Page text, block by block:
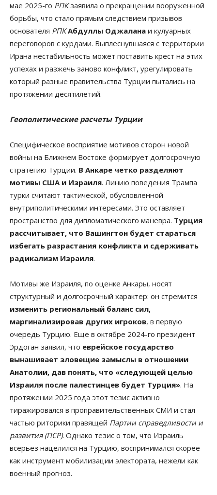
мае 2025-го РПКзаявила о прекращении вооруженной
борьбы, что стало прямым следствием призывов
основателя РПК Абдуллы Оджалана и кулуарных
переговоров с курдами. Выплеснувшаяся с территории
Ирана нестабильность может поставить крест на этих
успехах и разжечь заново конфликт, урегулировать
который разные правительства Турции пытались на
протяжении десятилетий.
Геополитические расчеты Турции
Специфическое восприятие мотивов сторон новой
войны на Ближнем Востоке формирует долгосрочную
стратегию Турции. В Анкаре четко разделяют
мотивы США и Израиля. Линию поведения Трампа
турки считают тактической, обусловленной
внутриполитическими интересами. Это оставляет
пространство для дипломатического маневра. Турция
рассчитывает, что Вашингтон будет стараться
избегать разрастания конфликта и сдерживать
радикализм Израиля.
Мотивы же Израиля, по оценке Анкары, носят
структурный и долгосрочный характер: он стремится
изменить региональный баланс сил,
маргинализировав других игроков, в первую
очередь Турцию. Еще в октябре 2024-го президент
Эрдоган заявил, что еврейское государство
вынашивает зловещие замыслы в отношении
Анатолии, дав понять, что «следующей целью
Израиля после палестинцев будет Турция». На
протяжении 2025 года этот тезис активно
тиражировался в проправительственных СМИ и стал
частью риторики правящей Партии справедливости и
развития (ПСР). Однако тезис о том, что Израиль
всерьез нацелился на Турцию, воспринимался скорее
как инструмент мобилизации электората, нежели как
военный прогноз.